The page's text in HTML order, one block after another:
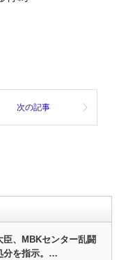
次の記事
臣、MBKセンター乱闘
分を指示。…